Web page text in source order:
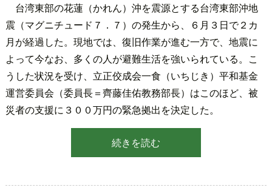
台湾東部の花蓮（かれん）沖を震源とする台湾東部沖地
震（マグニチュード７．７）の発生から、６月３日で２カ
月が経過した。現地では、復旧作業が進む一方で、地震に
よって今なお、多くの人が避難生活を強いられている。こ
うした状況を受け、立正佼成会一食（いちじき）平和基金
運営委員会（委員長＝齊藤佳佑教務部長）はこのほど、被
災者の支援に３００万円の緊急拠出を決定した。
続きを読む